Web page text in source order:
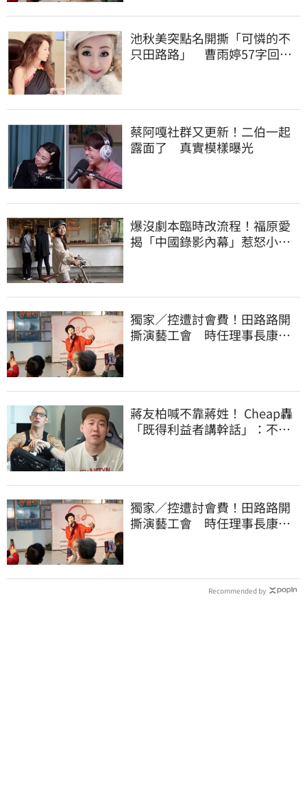
池秋美突點名開撕「可憐的不
只田路路」 曹雨婷57字回應
蔡阿嘎社群又更新！二伯一起
露面了 真實模樣曝光
爆沒劇本臨時改流程！福原愛
揭「中國錄影內幕」惹怒小粉
獨家／控遭討會費！田路路開
撕演藝工會 時任理事長康凱
蔣友柏喊不靠蔣姓！ Cheap轟
「既得利益者講幹話」：不如
獨家／控遭討會費！田路路開
撕演藝工會 時任理事長康凱
Recommended by